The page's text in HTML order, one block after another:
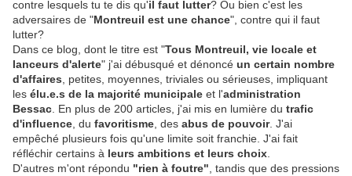
contre lesquels tu te dis qu'il faut lutter? Ou bien c'est les
adversaires de "Montreuil est une chance", contre qui il faut
lutter?
Dans ce blog, dont le titre est "Tous Montreuil, vie locale et
lanceurs d'alerte" j'ai débusqué et dénoncé un certain nombre
d'affaires , petites, moyennes, triviales ou sérieuses, impliquant
les élu.e.s de la majorité municipale et l'administration
Bessac . En plus de 200 articles, j'ai mis en lumière du trafic
d'influence , du favoritisme , des abus de pouvoir. J'ai
empêché plusieurs fois qu'une limite soit franchie. J'ai fait
réfléchir certains à leurs ambitions et leurs choix
D'autres m'ont répondu "rien à foutre" , tandis que des pressions